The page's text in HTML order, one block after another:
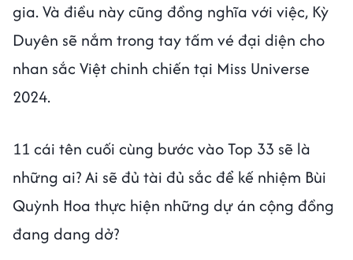
gia. Và điều này cũng đồng nghĩa với việc, Kỳ
Duyên sẽ nắm trong tay tấm vé đại diện cho
nhan sắc Việt chinh chiến tại Miss Universe
2024.
11 cái tên cuối cùng bước vào Top 33 sẽ là
những ai? Ai sẽ đủ tài đủ sắc để kế nhiệm Bùi
Quỳnh Hoa thực hiện những dự án cộng đồng
đang dang dở?